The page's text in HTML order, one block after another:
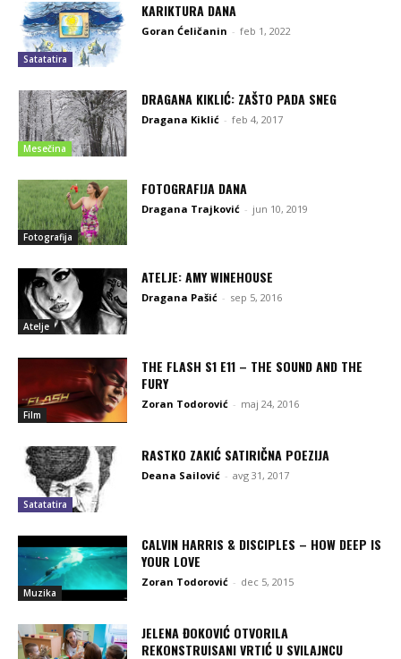
Satatatira
KARIKTURA DANA
Goran Ćeličanin - feb 1, 2022
Mesečina
DRAGANA KIKLIĆ: ZAŠTO PADA SNEG
Dragana Kiklić - feb 4, 2017
Fotografija
FOTOGRAFIJA DANA
Dragana Trajković - jun 10, 2019
Atelje
ATELJE: AMY WINEHOUSE
Dragana Pašić - sep 5, 2016
Film
THE FLASH S1 E11 – THE SOUND AND THE
FURY
Zoran Todorović - maj 24, 2016
Satatatira
RASTKO ZAKIĆ SATIRIČNA POEZIJA
Deana Sailović - avg 31, 2017
Muzika
CALVIN HARRIS & DISCIPLES – HOW DEEP IS
YOUR LOVE
Zoran Todorović - dec 5, 2015
JELENA ĐOKOVIĆ OTVORILA
REKONSTRUISANI VRTIĆ U SVILAJNCU